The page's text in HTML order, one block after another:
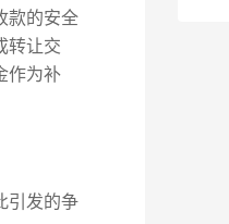
款的安全
转让交
作为补
引发的争